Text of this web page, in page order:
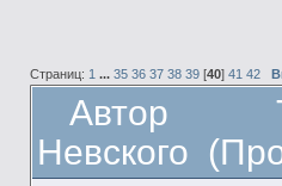
Страниц: 1 ... 35 36 37 38 39[40] 41 42
Автор
Невского